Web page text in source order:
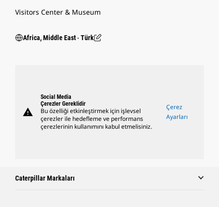
Visitors Center & Museum
Africa, Middle East ‧ Türk
warning
Social Media
Çerezler Gereklidir
Bu özelliği etkinleştirmek için işlevsel
çerezler ile hedefleme ve performans
çerezlerinin kullanımını kabul etmelisiniz.
Çerez
Ayarları
Caterpillar Markaları